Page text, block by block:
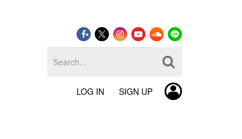
LOG IN SIGN UP